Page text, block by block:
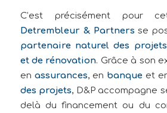
C’est précisément pour
Detrembleur & Partnersse
partenaire naturel des
et de rénovation. Grâce à son
en assurances, en banque et
des projets, D&P accompagne
delà du financement ou du